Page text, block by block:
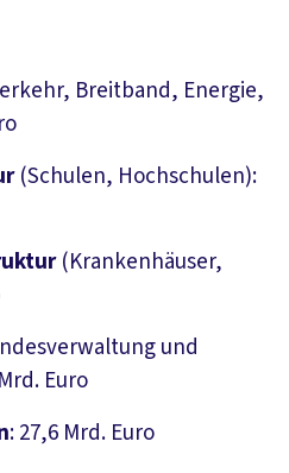
Breitband, Energie,
(Schulen, Hochschulen):
(Krankenhäuser,
und
Euro
: 27,6 Mrd. Euro